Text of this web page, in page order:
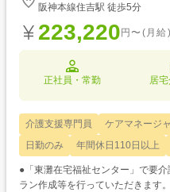
阪神本線住吉駅 徒歩5分
223,220 円〜(月給)
正社員・常勤 居
介護支援専門員 ケアマネージ
日勤のみ
年間休日110日以上
●「東灘在宅福祉センター」で要
ラン作成等を行っていただきます